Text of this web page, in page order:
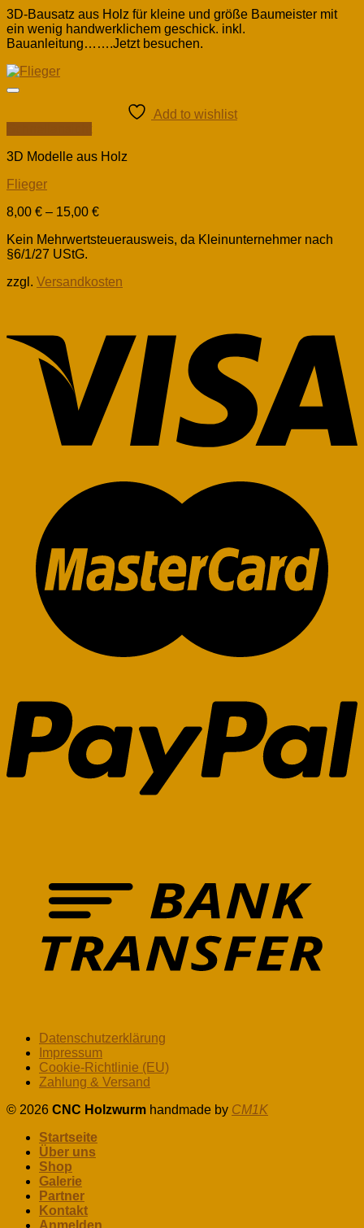
3D-Bausatz aus Holz für kleine und größe Baumeister mit
ein wenig handwerklichem geschick. inkl.
Bauanleitung…….Jetzt besuchen.
Add to wishlist
3D Modelle aus Holz
Flieger
8,00 € – 15,00 €
Kein Mehrwertsteuerausweis, da Kleinunternehmer nach
§6/1/27 UStG.
zzgl. Versandkosten
Datenschutzerklärung
Impressum
Cookie-Richtlinie (EU)
Zahlung & Versand
© 2026 CNC Holzwurm handmade by CM1K
Startseite
Über uns
Shop
Galerie
Partner
Kontakt
Anmelden